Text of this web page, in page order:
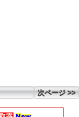
次ページ >>